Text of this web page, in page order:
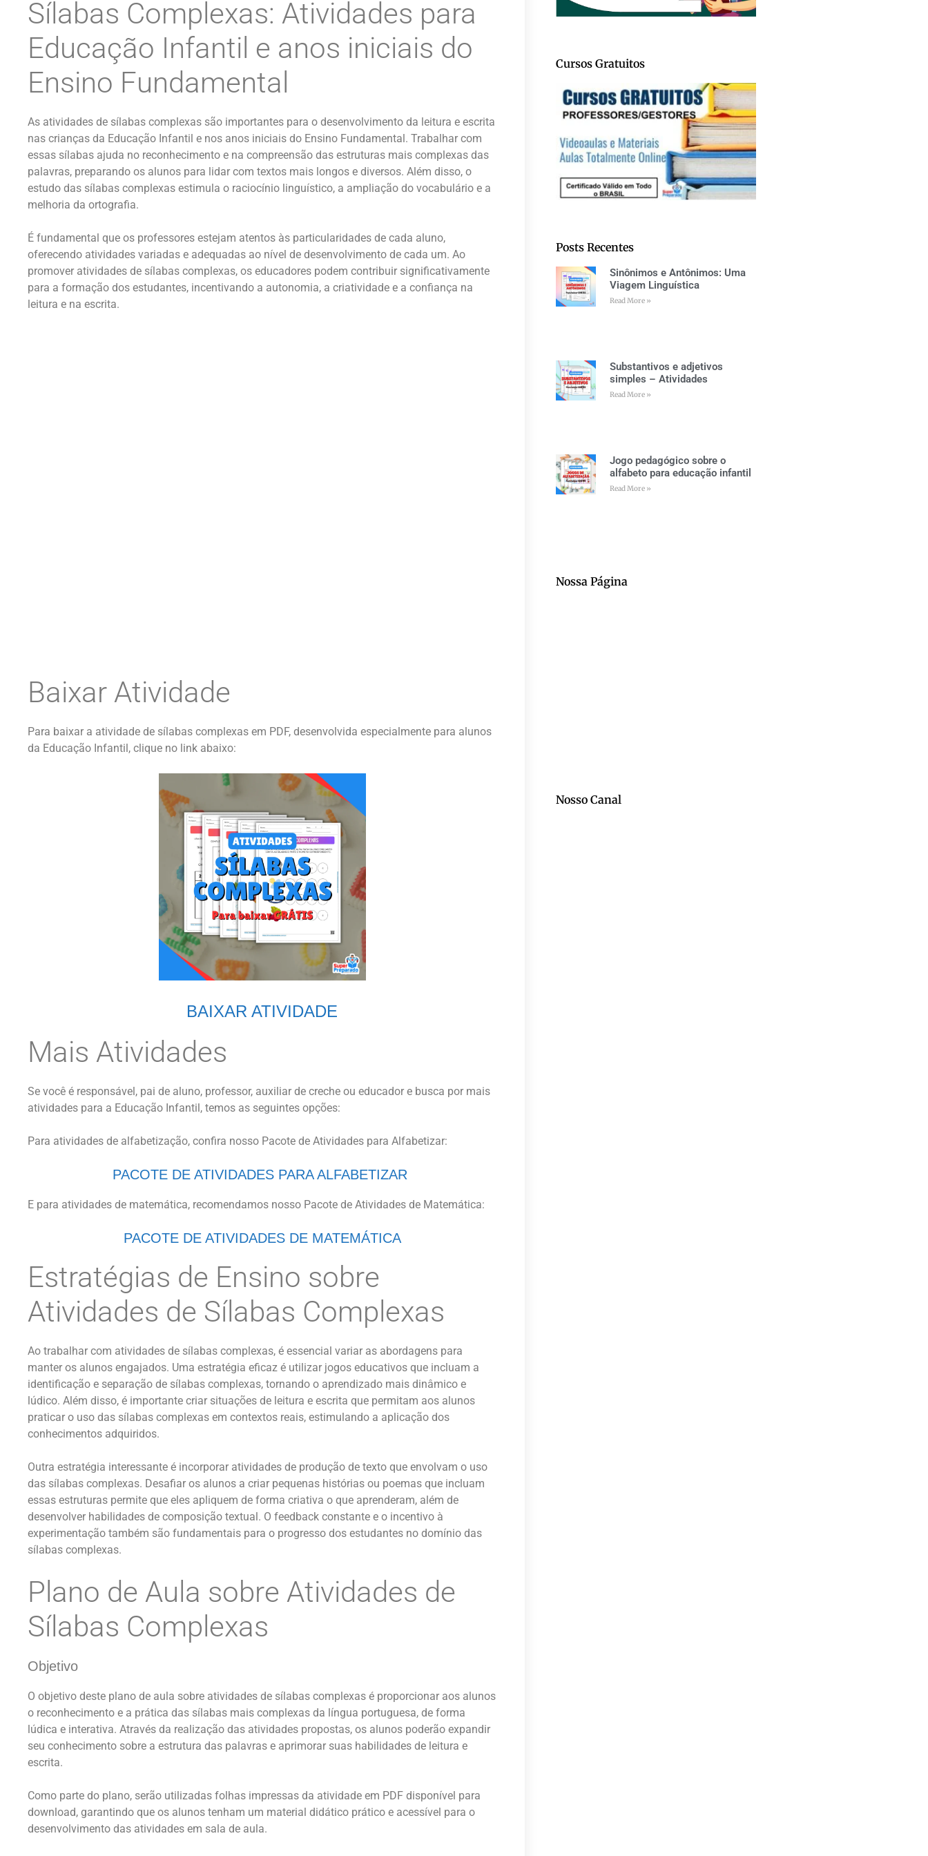
Sílabas Complexas: Atividades para
Educação Infantil e anos iniciais do
Ensino Fundamental
As atividades de sílabas complexas são importantes para o desenvolvimento da leitura e escrita
nas crianças da Educação Infantil e nos anos iniciais do Ensino Fundamental. Trabalhar com
essas sílabas ajuda no reconhecimento e na compreensão das estruturas mais complexas das
palavras, preparando os alunos para lidar com textos mais longos e diversos. Além disso, o
estudo das sílabas complexas estimula o raciocínio linguístico, a ampliação do vocabulário e a
melhoria da ortografia.
É fundamental que os professores estejam atentos às particularidades de cada aluno,
oferecendo atividades variadas e adequadas ao nível de desenvolvimento de cada um. Ao
promover atividades de sílabas complexas, os educadores podem contribuir significativamente
para a formação dos estudantes, incentivando a autonomia, a criatividade e a confiança na
leitura e na escrita.
Baixar Atividade
Para baixar a atividade de sílabas complexas em PDF, desenvolvida especialmente para alunos
da Educação Infantil, clique no link abaixo:
BAIXAR ATIVIDADE
Mais Atividades
Se você é responsável, pai de aluno, professor, auxiliar de creche ou educador e busca por mais
atividades para a Educação Infantil, temos as seguintes opções:
Para atividades de alfabetização, confira nosso Pacote de Atividades para Alfabetizar:
PACOTE DE ATIVIDADES PARA ALFABETIZAR
E para atividades de matemática, recomendamos nosso Pacote de Atividades de Matemática:
PACOTE DE ATIVIDADES DE MATEMÁTICA
Estratégias de Ensino sobre
Atividades de Sílabas Complexas
Ao trabalhar com atividades de sílabas complexas, é essencial variar as abordagens para
manter os alunos engajados. Uma estratégia eficaz é utilizar jogos educativos que incluam a
identificação e separação de sílabas complexas, tornando o aprendizado mais dinâmico e
lúdico. Além disso, é importante criar situações de leitura e escrita que permitam aos alunos
praticar o uso das sílabas complexas em contextos reais, estimulando a aplicação dos
conhecimentos adquiridos.
Outra estratégia interessante é incorporar atividades de produção de texto que envolvam o uso
das sílabas complexas. Desafiar os alunos a criar pequenas histórias ou poemas que incluam
essas estruturas permite que eles apliquem de forma criativa o que aprenderam, além de
desenvolver habilidades de composição textual. O feedback constante e o incentivo à
experimentação também são fundamentais para o progresso dos estudantes no domínio das
sílabas complexas.
Plano de Aula sobre Atividades de
Sílabas Complexas
Objetivo
O objetivo deste plano de aula sobre atividades de sílabas complexas é proporcionar aos alunos
o reconhecimento e a prática das sílabas mais complexas da língua portuguesa, de forma
lúdica e interativa. Através da realização das atividades propostas, os alunos poderão expandir
seu conhecimento sobre a estrutura das palavras e aprimorar suas habilidades de leitura e
escrita.
Como parte do plano, serão utilizadas folhas impressas da atividade em PDF disponível para
download, garantindo que os alunos tenham um material didático prático e acessível para o
desenvolvimento das atividades em sala de aula.
Cursos Gratuitos
Posts Recentes
Sinônimos e Antônimos: Uma
Viagem Linguística
Read More »
Substantivos e adjetivos
simples – Atividades
Read More »
Jogo pedagógico sobre o
alfabeto para educação infantil
Read More »
Nossa Página
Nosso Canal